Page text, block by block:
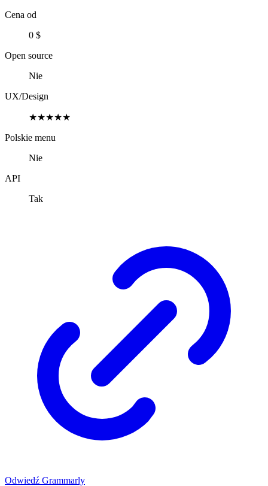
Cena od
0 $
Open source
Nie
UX/Design
★★★★★
Polskie menu
Nie
API
Tak
Odwiedź Grammarly